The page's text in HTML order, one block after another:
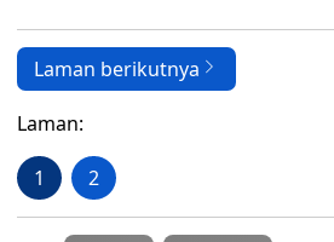
Laman berikutnya
Laman:
1 2